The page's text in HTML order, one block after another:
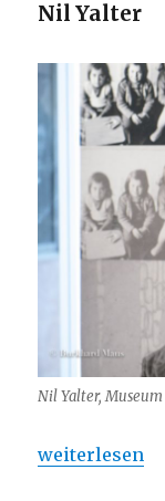
Nil Yalter
Nil Yalter,
„Nil Yalter (et
weiterlesen